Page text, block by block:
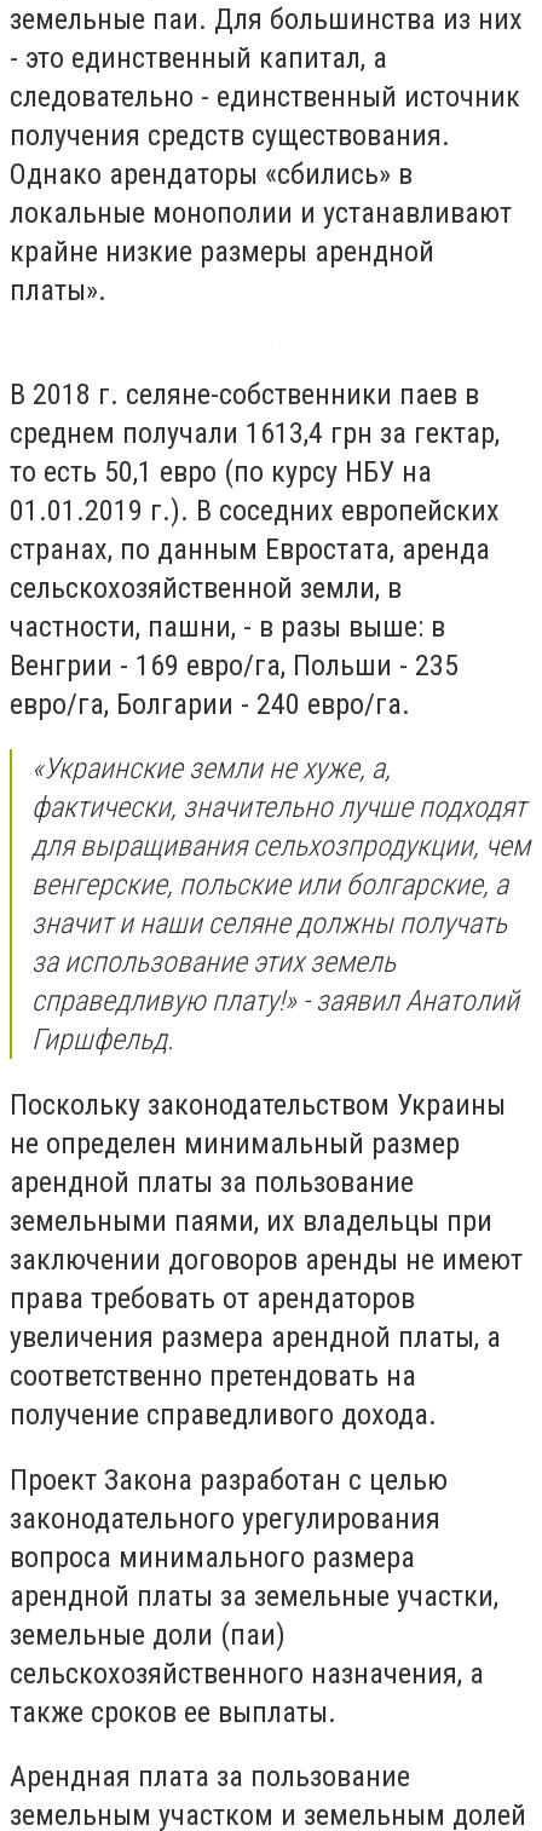
земельные паи. Для большинства из них
- это единственный капитал, а
следовательно - единственный источник
получения средств существования.
Однако арендаторы «сбились» в
локальные монополии и устанавливают
крайне низкие размеры арендной
платы».
В 2018 г. селяне-собственники паев в
среднем получали 1613,4 грн за гектар,
то есть 50,1 евро (по курсу НБУ на
01.01.2019 г.). В соседних европейских
странах, по данным Евростата, аренда
сельскохозяйственной земли, в
частности, пашни, - в разы выше: в
Венгрии - 169 евро/га, Польши - 235
евро/га, Болгарии - 240 евро/га.
«Украинские земли не хуже, а,
фактически, значительно лучше подходят
для выращивания сельхозпродукции, чем
венгерские, польские или болгарские, а
значит и наши селяне должны получать
за использование этих земель
справедливую плату!» - заявил Анатолий
Гиршфельд.
Поскольку законодательством Украины
не определен минимальный размер
арендной платы за пользование
земельными паями, их владельцы при
заключении договоров аренды не имеют
права требовать от арендаторов
увеличения размера арендной платы, а
соответственно претендовать на
получение справедливого дохода.
Проект Закона разработан с целью
законодательного урегулирования
вопроса минимального размера
арендной платы за земельные участки,
земельные доли (паи)
сельскохозяйственного назначения, а
также сроков ее выплаты.
Арендная плата за пользование
земельным участком и земельным долей